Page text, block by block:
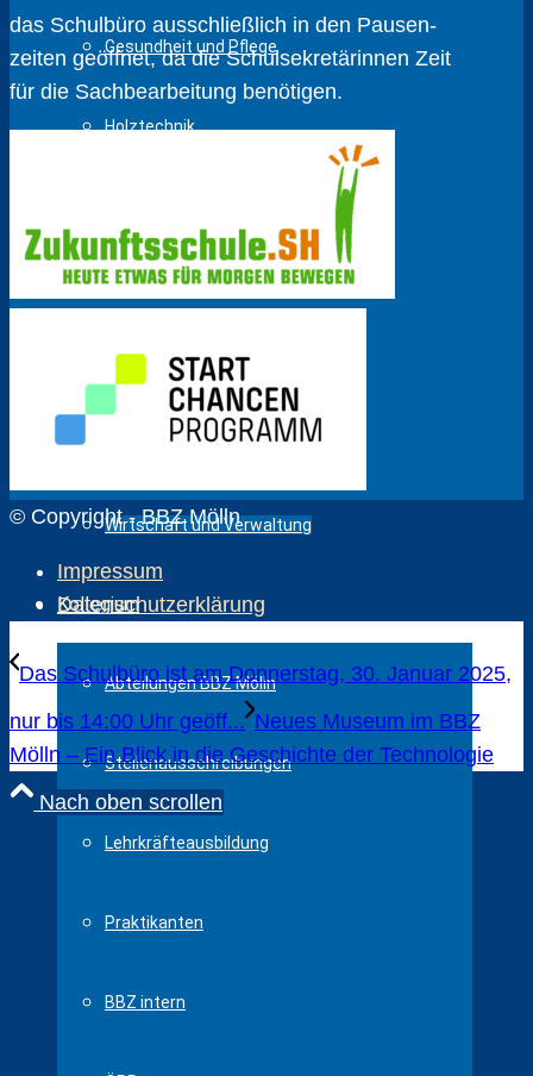
Gesundheit und Pflege
Holztechnik
Fahrzeugtechnik
Metalltechnik
Sozialpädagogik
Wirtschaft und Verwaltung
Kollegium
Abteilungen BBZ Mölln
Stellenausschreibungen
Lehrkräfteausbildung
Praktikanten
BBZ intern
das Schulbüro ausschließlich in den Pausen­
zeiten geöffnet, da die Schul­sekretärinnen Zeit
für die Sach­bear­beitung benötigen.
© Copyright - BBZ Mölln
Impressum
Datenschutzerklärung
Das Schulbüro ist am Donnerstag, 30. Januar 2025,
nur bis 14:00 Uhr geöff... Neues Museum im BBZ
Mölln – Ein Blick in die Geschichte der Technologie
Nach oben scrollen